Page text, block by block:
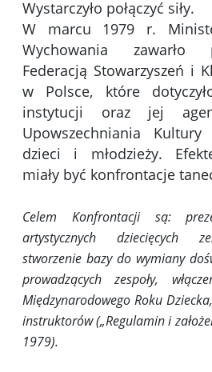
Wystarczyło połączyć siły.
W marcu 1979 r.
Wychowania zawarło
Federacją Stowarzyszeń i
w Polsce, które
instytucji oraz jej
Upowszechniania
dzieci i młodzieży.
miały być konfrontacje
Celem Konfrontacji są:
artystycznych dziecięcych
stworzenie bazy do wymiany
prowadzących zespoły,
Międzynarodowego Roku
instruktorów („Regulamin i
1979).